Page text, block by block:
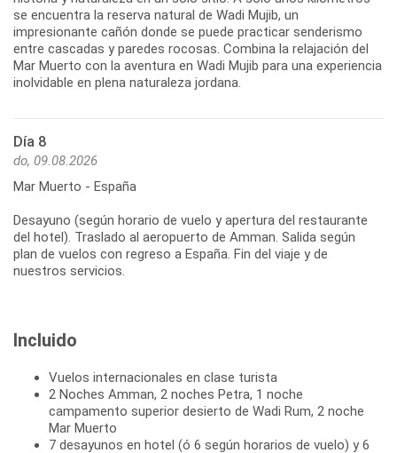
se encuentra la reserva natural de Wadi Mujib, un
impresionante cañón donde se puede practicar senderismo
entre cascadas y paredes rocosas. Combina la relajación del
Mar Muerto con la aventura en Wadi Mujib para una experiencia
inolvidable en plena naturaleza jordana.
Día 8
do, 09.08.2026
Mar Muerto - España
Desayuno (según horario de vuelo y apertura del restaurante
del hotel). Traslado al aeropuerto de Amman. Salida según
plan de vuelos con regreso a España. Fin del viaje y de
nuestros servicios.
Incluido
Vuelos internacionales en clase turista
2 Noches Amman, 2 noches Petra, 1 noche
campamento superior desierto de Wadi Rum, 2 noche
Mar Muerto
7 desayunos en hotel (ó 6 según horarios de vuelo) y 6